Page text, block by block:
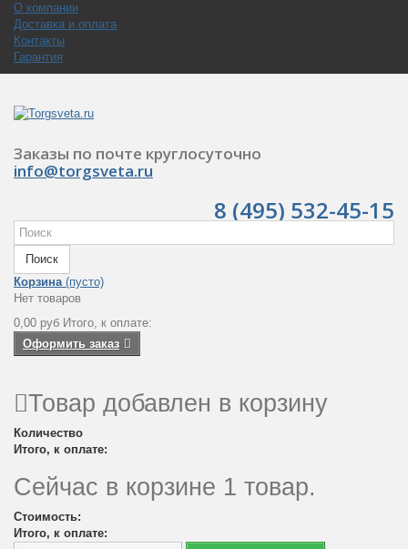
О компании
Доставка и оплата
Контакты
Гарантия
Заказы по почте круглосуточно
info@torgsveta.ru
8 (495) 532-45-15
Поиск
Корзина (пусто)
Нет товаров
0,00 руб Итого, к оплате:
Оформить заказ
Товар добавлен в корзину
Количество
Итого, к оплате:
Сейчас в корзине 1 товар.
Стоимость:
Итого, к оплате: